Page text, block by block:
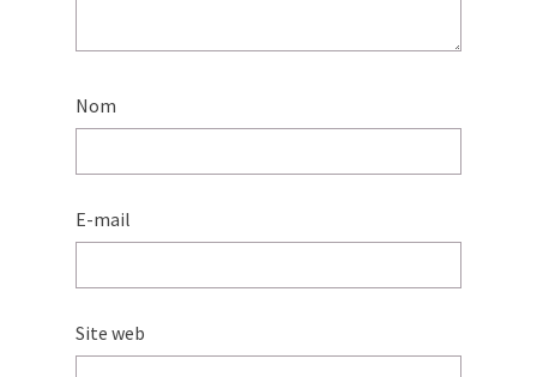
Nom
E-mail
Site web